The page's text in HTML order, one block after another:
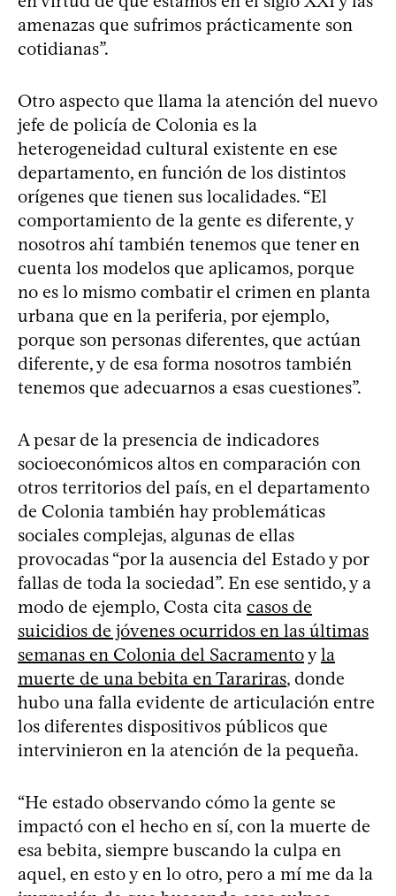
amenazas que sufrimos prácticamente son
cotidianas”.
Otro aspecto que llama la atención del nuevo
jefe de policía de Colonia es la
heterogeneidad cultural existente en ese
departamento, en función de los distintos
orígenes que tienen sus localidades. “El
comportamiento de la gente es diferente, y
nosotros ahí también tenemos que tener en
cuenta los modelos que aplicamos, porque
no es lo mismo combatir el crimen en planta
urbana que en la periferia, por ejemplo,
porque son personas diferentes, que actúan
diferente, y de esa forma nosotros también
tenemos que adecuarnos a esas cuestiones”.
A pesar de la presencia de indicadores
socioeconómicos altos en comparación con
otros territorios del país, en el departamento
de Colonia también hay problemáticas
sociales complejas, algunas de ellas
provocadas “por la ausencia del Estado y por
fallas de toda la sociedad”. En ese sentido, y a
modo de ejemplo, Costa cita casos de
suicidios de jóvenes ocurridos en las últimas
semanas en Colonia del Sacramentoyla
muerte de una bebita en Tarariras, donde
hubo una falla evidente de articulación entre
los diferentes dispositivos públicos que
intervinieron en la atención de la pequeña.
“He estado observando cómo la gente se
impactó con el hecho en sí, con la muerte de
esa bebita, siempre buscando la culpa en
aquel, en esto y en lo otro, pero a mí me da la